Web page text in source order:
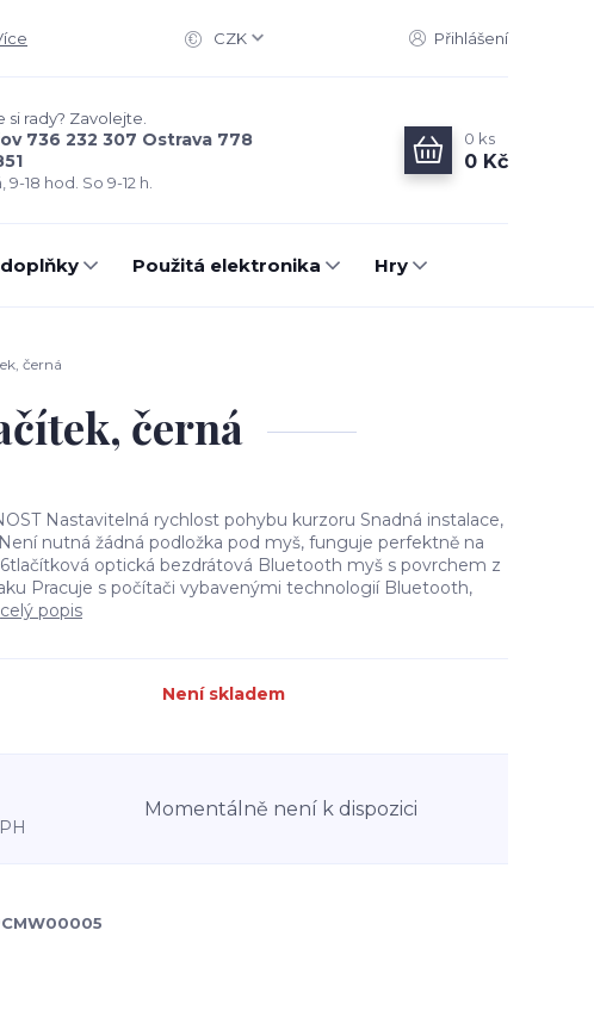
CZK Přihlášení
si rady? Zavolejte.
736 232 307 Ostrava 778
9-18 hod. So 9-12 h.
0 ks
0 Kč
doplňky Použitá elektronika Hry
černá
černá
Nastavitelná rychlost pohybu kurzoru Snadná instalace,
nutná žádná podložka pod myš, funguje perfektně na
optická bezdrátová Bluetooth myš s povrchem z
Pracuje s počítači vybavenými technologií Bluetooth,
celý popis
Není skladem
Momentálně není k dispozici